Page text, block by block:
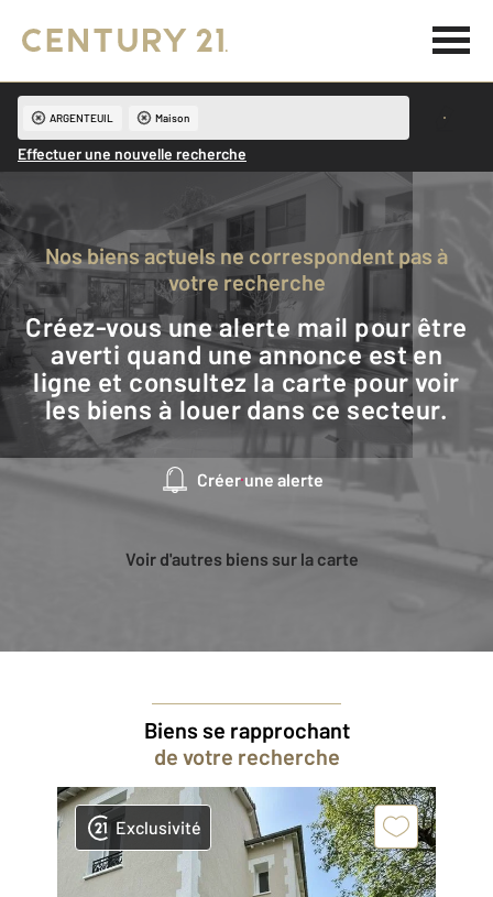
ARGENTEUIL Maison
Effectuer une nouvelle recherche
Nos biens actuels ne correspondent pas à
votre recherche
Créez-vous une alerte mail pour être
averti quand une annonce est en
ligne et consultez la carte pour voir
les biens à louer dans ce secteur.
Créer une alerte
Voir d'autres biens sur la carte
Biens se rapprochant
de votre recherche
Exclusivité